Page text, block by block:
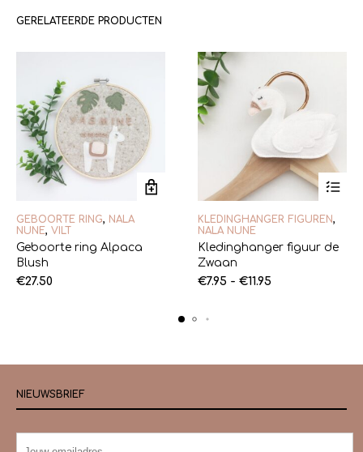
GERELATEERDE PRODUCTEN
GEBOORTE RING, NALA
NUNE, VILT
Geboorte ring Alpaca
Blush
€27.50
product
de
KLEDINGHANGER FIGUREN,
NALA NUNE
Kledinghanger figuur de
Zwaan
€7.95 - €11.95
NIEUWSBRIEF